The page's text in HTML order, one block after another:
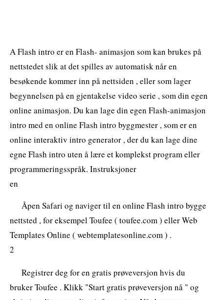
A Flash intro er en Flash- animasjon som kan brukes på
nettstedet slik at det spilles av automatisk når en
besøkende kommer inn på nettsiden , eller som lager
begynnelsen på en gjentakelse video serie , som din egen
online animasjon. Du kan lage din egen Flash-animasjon
intro med en online Flash intro byggmester , som er en
online interaktiv intro generator , der du kan lage dine
egne Flash intro uten å lære et komplekst program eller
programmeringsspråk. Instruksjoner
en
Åpen Safari og naviger til en online Flash intro bygge
nettsted , for eksempel Toufee ( toufee.com ) eller Web
Templates Online ( webtemplatesonline.com ) .
2
Registrer deg for en gratis prøveversjon hvis du
bruker Toufee . Klikk "Start gratis prøveversjon nå " og